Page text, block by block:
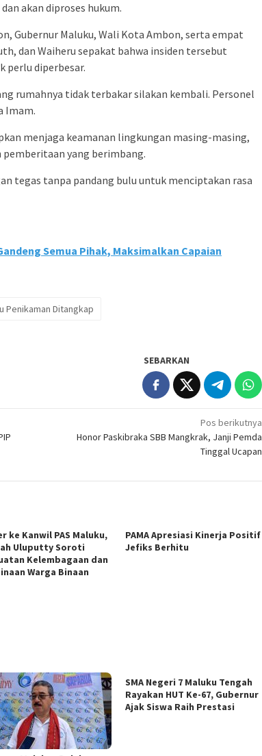
akan diproses hukum.
Gubernur Maluku, Wali Kota Ambon, serta empat
dan Waiheru sepakat bahwa insiden tersebut
perlu diperbesar.
rumahnya tidak terbakar silakan kembali. Personel
Imam.
menjaga keamanan lingkungan masing-masing,
yang berimbang.
tegas tanpa pandang bulu untuk menciptakan rasa
Semua Pihak, Maksimalkan Capaian
Penikaman Ditangkap
SEBARKAN
Pos berikutnya
Honor Paskibraka SBB Mangkrak, Janji Pemda
Tinggal Ucapan
ke Kanwil PAS Maluku,
Uluputty Soroti
Kelembagaan dan
Warga Binaan
PAMA Apresiasi Kinerja Positif
Jefiks Berhitu
SMA Negeri 7 Maluku Tengah
Rayakan HUT Ke-67, Gubernur
Ajak Siswa Raih Prestasi